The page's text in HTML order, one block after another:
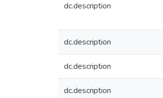
dc.description
dc.description
dc.description
dc.description